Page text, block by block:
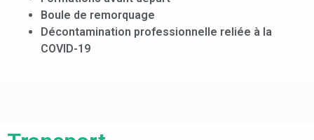
Boule de remorquage
Décontamination professionnelle reliée à la
COVID-19